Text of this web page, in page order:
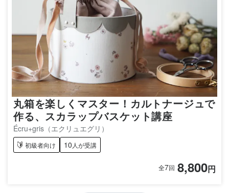
丸箱を楽しくマスター！カルトナージュで
作る、スカラップバスケット講座
Écru+gris（エクリュエグリ）
初級者向け 10 人が受講
全7回 8,800円